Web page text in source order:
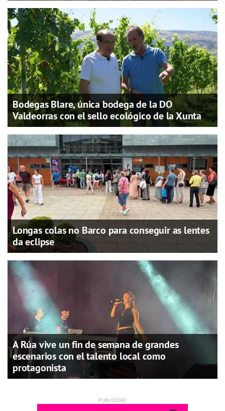
Bodegas Blare, única bodega de la DO
Valdeorras con el sello ecológico de la Xunta
Longas colas no Barco para conseguir as lentes
da eclipse
A Rúa vive un fin de semana de grandes
escenarios con el talento local como
protagonista